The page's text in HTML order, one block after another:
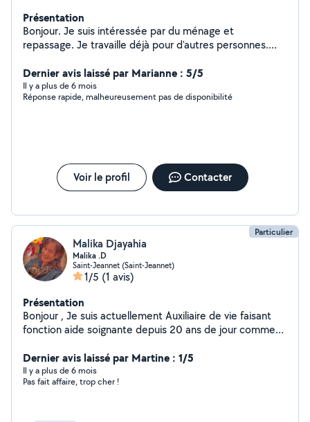
Présentation
Bonjour. Je suis intéressée par du ménage et
repassage. Je travaille déjà pour d'autres personnes.
disposition. Vous ne serez pas déçu, j'espère. Bien
cordialement. Nicole.
Dernier avis laissé par Marianne : 5/5
Il y a plus de 6 mois
Réponse rapide, malheureusement pas de disponibilité
Voir le profil Contacter
Particulier
Malika Djayahia
Malika .D
Saint-Jeannet (Saint-Jeannet)
1/5 (1 avis)
Présentation
Bonjour , Je suis actuellement Auxiliaire de vie faisant
fonction aide soignante depuis 20 ans de jour comme
âgés Je peux également effectuer les missions de la vie
quotidienne ( ménage , repassage, aide au repas ect..
Dernier avis laissé par Martine : 1/5
Il y a plus de 6 mois
Pas fait affaire, trop cher !